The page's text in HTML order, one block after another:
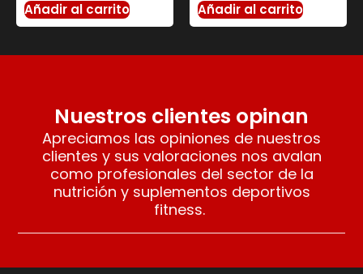
Añadir al carrito Añadir al carrito
Nuestros clientes opinan
Apreciamos las opiniones de nuestros
clientes y sus valoraciones nos avalan
como profesionales del sector de la
nutrición y suplementos deportivos
fitness.